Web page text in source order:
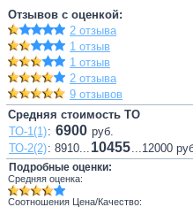
Отзывов с оценкой:
2 отзыва
1 отзыв
1 отзыв
2 отзыва
9 отзывов
Средняя стоимость ТО
ТО-1(1): 6900 руб.
ТО-2(2): 8910... 10455...12000
Подробные оценки:
Средняя оценка:
Соотношения Цена/Качество: